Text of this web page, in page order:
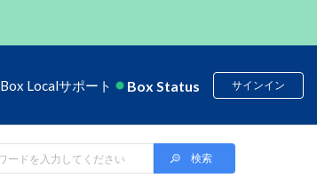
Box Localサポート Box Status サインイン